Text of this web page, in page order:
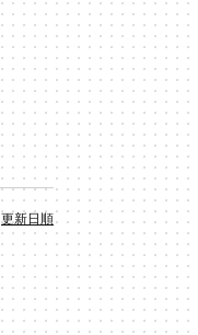
更新日順